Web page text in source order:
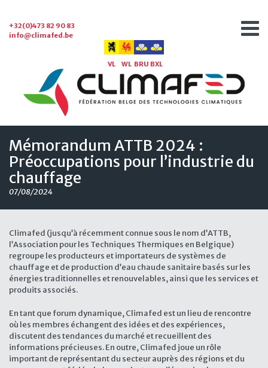
+32(0)473 82 90 83
info@climafed.be
VL WL BRU BXL
Mémorandum ATTB 2024 :
Préoccupations pour l’industrie du
chauffage
07/08/2024
Climafed (jusqu’à récemment connue sous le nom d’ATTB,
l’Association pour les Techniques Thermiques en Belgique)
regroupe les producteurs et importateurs de systèmes de
chauffage et de production d’eau chaude sanitaire basés sur les
énergies traditionnelles et renouvelables, ainsi que les services et
produits associés.
En tant que forum dynamique, Climafed est un lieu de rencontre
où les membres échangent des idées et des expériences,
discutent des tendances du marché et recueillent des
informations précieuses. En outre, Climafed joue un rôle
important de représentant du secteur auprès des régions et du